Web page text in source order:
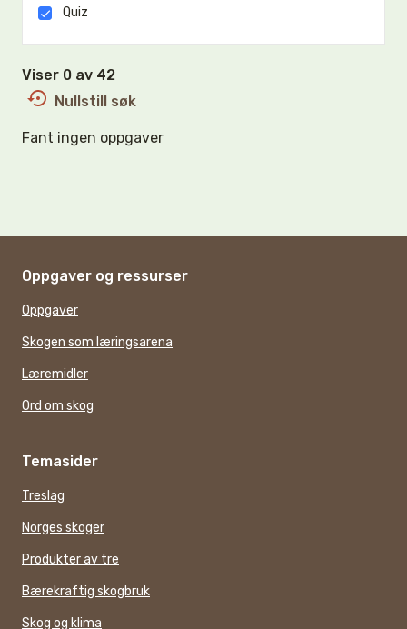
Quiz
Viser 0 av 42
Nullstill søk
Fant ingen oppgaver
Oppgaver og ressurser
Oppgaver
Skogen som læringsarena
Læremidler
Ord om skog
Temasider
Treslag
Norges skoger
Produkter av tre
Bærekraftig skogbruk
Skog og klima